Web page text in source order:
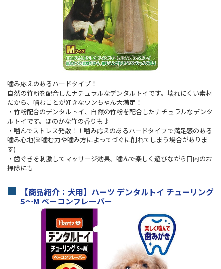
噛み応えのあるハードタイプ！
自然の竹粉を配合したナチュラルなデンタルトイです。壊れにくい素材
だから、噛むことが好きなワンちゃん大満足！
・竹粉配合のデンタルトイ、自然の竹粉を配合したナチュラルなデンタ
ルトイです。ほのかな竹の香りも♪
・噛んでストレス発散！！噛み応えのあるハードタイプで満足感のある
噛み心地(※噛む力や噛み方によってづぐに削れてしまう場合がありま
す)
・歯ぐきを刺激してマッサージ効果、噛んで楽しく遊びながら口内のお
掃除にも
【商品紹介：犬用】ハーツ デンタルトイ チューリング
S～M ベーコンフレーバー